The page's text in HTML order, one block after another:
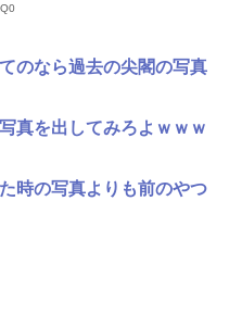
のなら過去の尖閣の写真
真を出してみろよｗｗｗ
時の写真よりも前のやつ